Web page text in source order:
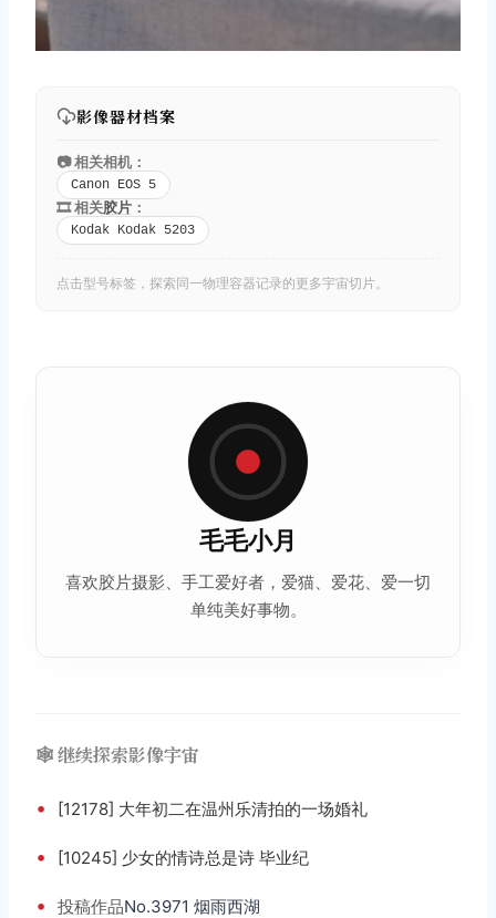
影像器材档案
📷 相关相机：
Canon EOS 5
🎞️ 相关胶片 ：
Kodak Kodak 5203
点击型号标签，探索同一物理容器记录的更多宇宙切片。
毛毛小月
喜欢胶片摄影 、手工爱好者，爱猫、爱花、爱一切
单纯美好事物。
🕸️ 继续探索影像宇宙
• [12178] 大年初二在温州乐清拍的一场婚礼
• [10245] 少女的情诗总是诗 毕业纪
• 投稿作品No.3971 烟雨西湖